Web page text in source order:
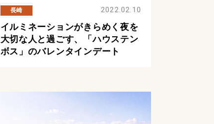
長崎 2022.02.10
イルミネーションがきらめく夜を
大切な人と過ごす、「ハウステン
ボス」のバレンタインデート